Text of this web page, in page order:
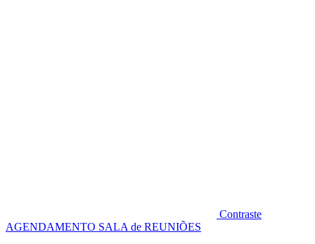
Contraste
AGENDAMENTO SALA de REUNIÕES